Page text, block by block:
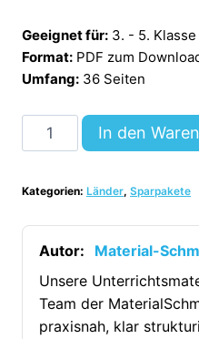
Geeignet für: 3. - 5. Klasse
Format: PDF zum
Umfang: 36 Seiten
Mega-
Bundle:
Länder
(36
Steckbriefe)
[Digital]
Menge
In den
Kategorien: Länder, Sparpakete
Autor:
Material-
Unsere
Team der
praxisnah, klar